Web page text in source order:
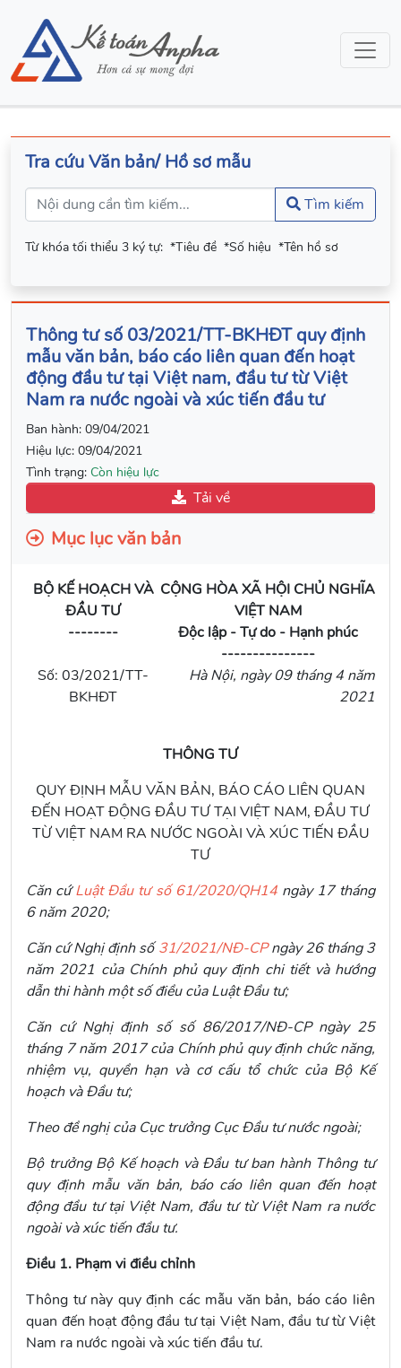
Tra cứu Văn bản/ Hồ sơ mẫu
Tìm kiếm
Từ khóa tối thiểu 3 ký tự: *Tiêu đề *Số hiệu *Tên hồ sơ
Thông tư số 03/2021/TT-BKHĐT quy định
mẫu văn bản, báo cáo liên quan đến hoạt
động đầu tư tại Việt nam, đầu tư từ Việt
Nam ra nước ngoài và xúc tiến đầu tư
Ban hành: 09/04/2021
Hiệu lực: 09/04/2021
Tình trạng: Còn hiệu lực
Tải về
Mục lục văn bản
BỘ KẾ HOẠCH VÀ
ĐẦU TƯ
--------
CỘNG HÒA XÃ HỘI CHỦ NGHĨA
VIỆT NAM
Độc lập - Tự do - Hạnh phúc
---------------
Số: 03/2021/TT-
BKHĐT
Hà Nội, ngày 09 tháng 4 năm
2021
THÔNG TƯ
QUY ĐỊNH MẪU VĂN BẢN, BÁO CÁO LIÊN QUAN
ĐẾN HOẠT ĐỘNG ĐẦU TƯ TẠI VIỆT NAM, ĐẦU TƯ
TỪ VIỆT NAM RA NƯỚC NGOÀI VÀ XÚC TIẾN ĐẦU
TƯ
Căn cứLuật Đầu tư số 61/2020/QH14ngày 17 tháng
6 năm 2020;
Căn cứ Nghị định số31/2021/NĐ-CPngày 26 tháng 3
năm 2021 của Chính phủ quy định chi tiết và hướng
dẫn thi hành một số điều của Luật Đầu tư;
Căn cứ Nghị định số số 86/2017/NĐ-CP ngày 25
tháng 7 năm 2017 của Chính phủ quy định chức năng,
nhiệm vụ, quyền hạn và cơ cấu tổ chức của Bộ Kế
hoạch và Đầu tư;
Theo đề nghị của Cục trưởng Cục Đầu tư nước ngoài;
Bộ trưởng Bộ Kế hoạch và Đầu tư ban hành Thông tư
quy định mẫu văn bản, báo cáo liên quan đến hoạt
động đầu tư tại Việt Nam, đầu tư từ Việt Nam ra nước
ngoài và xúc tiến đầu tư.
Điều 1. Phạm vi điều chỉnh
Thông tư này quy định các mẫu văn bản, báo cáo liên
quan đến hoạt động đầu tư tại Việt Nam, đầu tư từ Việt
Nam ra nước ngoài và xúc tiến đầu tư.